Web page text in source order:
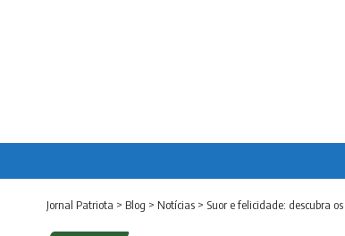
Jornal Patriota > Blog > Notícias > Suor e felicidade: descubra